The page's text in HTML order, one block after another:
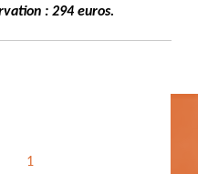
: 294 euros.